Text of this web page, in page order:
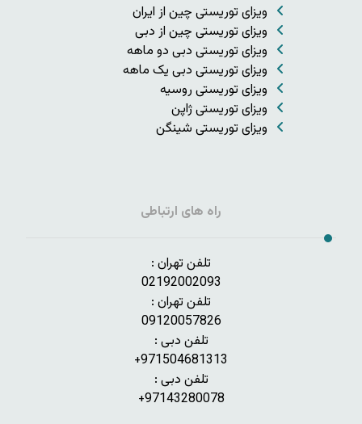
ویزای توریستی چین از ایران
ویزای توریستی چین از دبی
ویزای توریستی دبی دو ماهه
ویزای توریستی دبی یک ماهه
ویزای توریستی روسیه
ویزای توریستی ژاپن
ویزای توریستی شینگن
راه های ارتباطی
تلفن تهران :
02192002093
تلفن تهران :
09120057826
تلفن دبی :
971504681313+
تلفن دبی :
97143280078+